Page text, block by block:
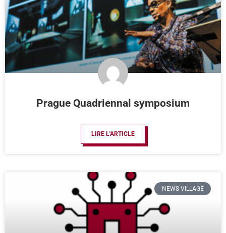
Prague Quadriennal symposium
LIRE L'ARTICLE
NEWS VILLAGE